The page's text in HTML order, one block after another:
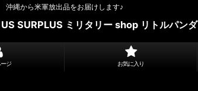
沖縄から米軍放出品をお届けします♪
SURPLUS ミリタリー shop リトルパンダ
ジ お気に入り